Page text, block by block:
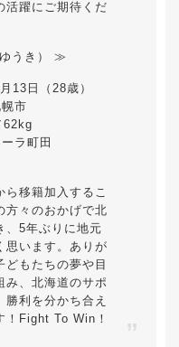
活躍にご期待くだ
うき） ≫
日（28歳）
市
町田
ら移籍加入するこ
方々のおかげで北
、5年ぶりに地元
思います。ありが
どもたちの夢や目
み、北海道のサポ
利を分かち合え
！Fight To Win！